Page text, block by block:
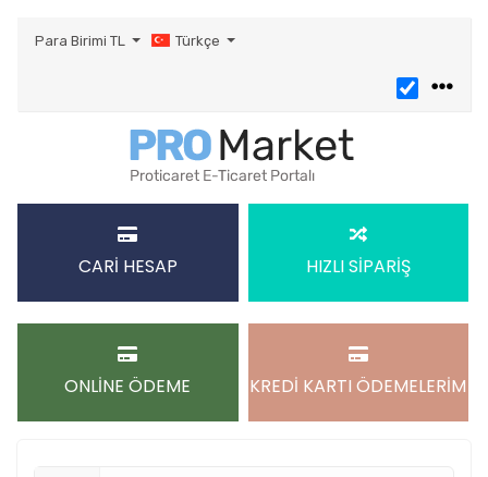
Para Birimi TL Türkçe
CARİ HESAP HIZLI SİPARİŞ
ONLİNE ÖDEME KREDİ KARTI ÖDEMELERİM